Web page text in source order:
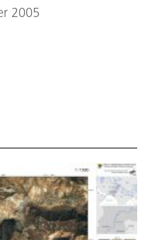
2005